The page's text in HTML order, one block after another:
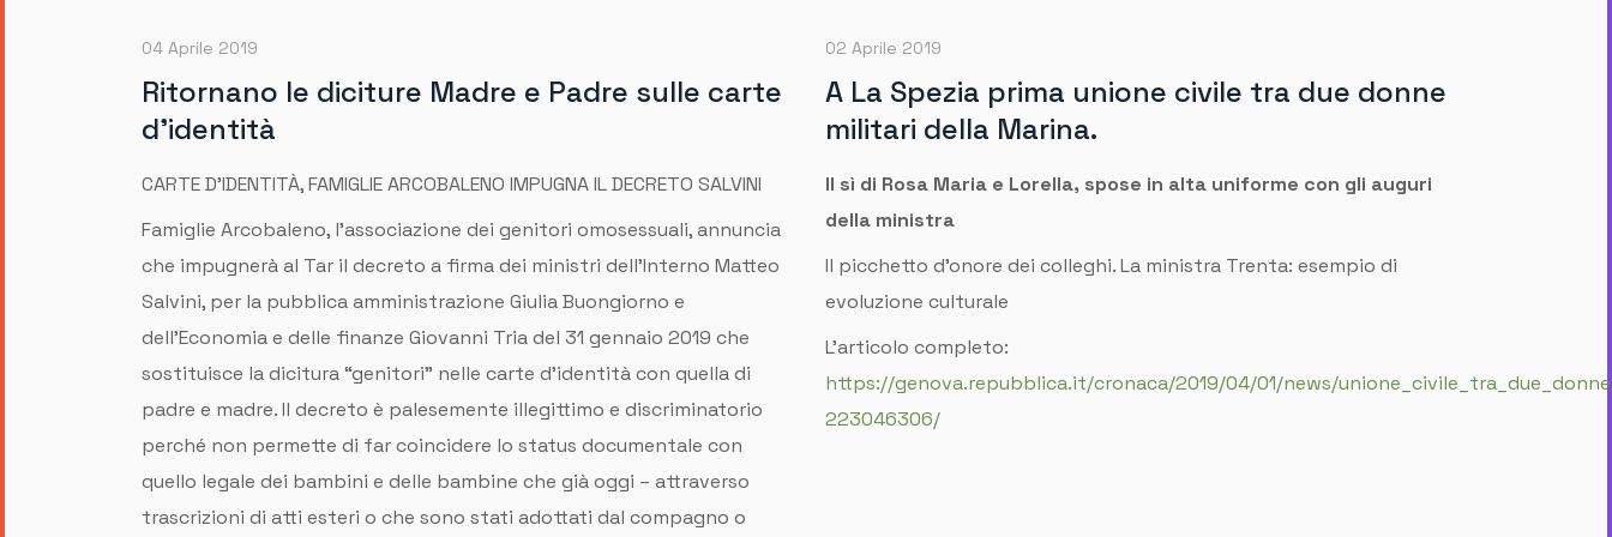
04 Aprile 2019
Ritornano le diciture Madre e Padre sulle carte
d'identità
CARTE D’IDENTITÀ, FAMIGLIE ARCOBALENO IMPUGNA IL DECRETO SALVINI
Famiglie Arcobaleno, l’associazione dei genitori omosessuali, annuncia
che impugnerà al Tar il decreto a firma dei ministri dell’Interno Matteo
Salvini, per la pubblica amministrazione Giulia Buongiorno e
dell’Economia e delle finanze Giovanni Tria del 31 gennaio 2019 che
sostituisce la dicitura “genitori” nelle carte d’identità con quella di
padre e madre. Il decreto è palesemente illegittimo e discriminatorio
perché non permette di far coincidere lo status documentale con
quello legale dei bambini e delle bambine che già oggi – attraverso
trascrizioni di atti esteri o che sono stati adottati dal compagno o
02 Aprile 2019
A La Spezia prima unione civile tra due donne
militari della Marina.
Il sì di Rosa Maria e Lorella, spose in alta uniforme con gli auguri
della ministra
Il picchetto d’onore dei colleghi. La ministra Trenta: esempio di
evoluzione culturale
L'articolo completo:
https://genova.repubblica.it/cronaca/2019/04/01/news/
223046306/